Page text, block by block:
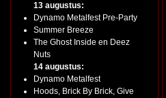
13 augustus:
Dynamo Metalfest Pre-Party
Summer Breeze
The Ghost Inside en Deez
Nuts
14 augustus:
Dynamo Metalfest
Hoods, Brick By Brick, Give